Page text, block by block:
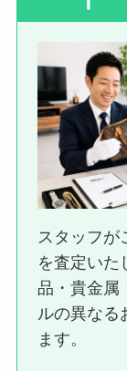
スタッフが
を査定いた
品・貴金属
ルの異なる
ます。